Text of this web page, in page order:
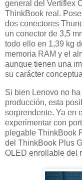
general del Vertiflex
ThinkBook real.
dos conectores
un conector de 3,5
todo ello en 1,39 kg
memoria RAM y el
aunque tienen una
su carácter
Si bien Lenovo no
producción, esta
sorprendente. Ya en
experimentar con
plegable ThinkBook
del ThinkBook Plus
OLED enrollable del